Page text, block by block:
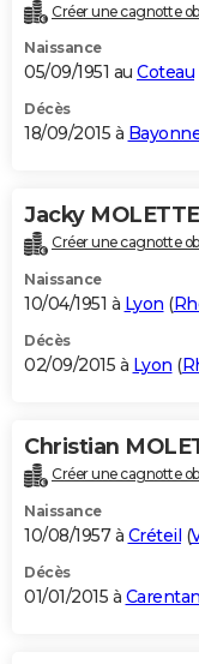
Créer une cagnotte
Naissance
05/09/1951 au Coteau
Décès
18/09/2015 à
Jacky MOLETTE
Créer une cagnotte
Naissance
10/04/1951 à Lyon (
Décès
02/09/2015 à Lyon (
Christian
Créer une cagnotte
Naissance
10/08/1957 à Créteil (
Décès
01/01/2015 à